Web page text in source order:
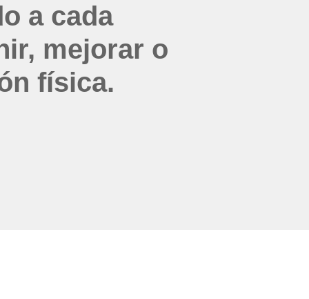
a cada
mejorar o
física.